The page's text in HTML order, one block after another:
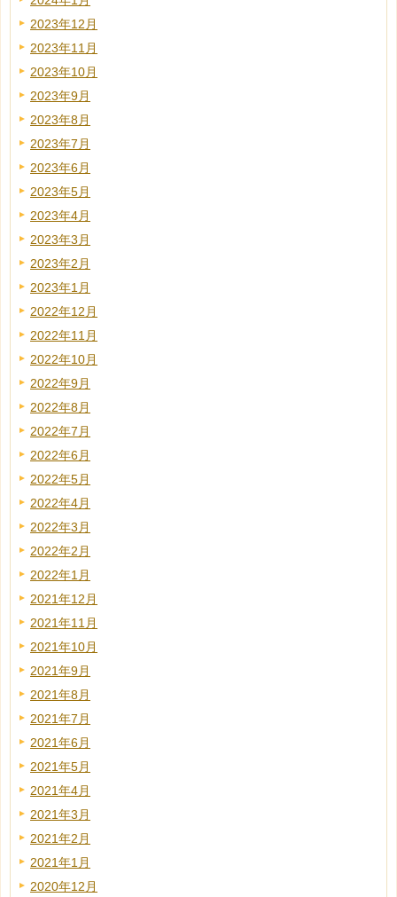
2023年12月
2023年11月
2023年10月
2023年9月
2023年8月
2023年7月
2023年6月
2023年5月
2023年4月
2023年3月
2023年2月
2023年1月
2022年12月
2022年11月
2022年10月
2022年9月
2022年8月
2022年7月
2022年6月
2022年5月
2022年4月
2022年3月
2022年2月
2022年1月
2021年12月
2021年11月
2021年10月
2021年9月
2021年8月
2021年7月
2021年6月
2021年5月
2021年4月
2021年3月
2021年2月
2021年1月
2020年12月